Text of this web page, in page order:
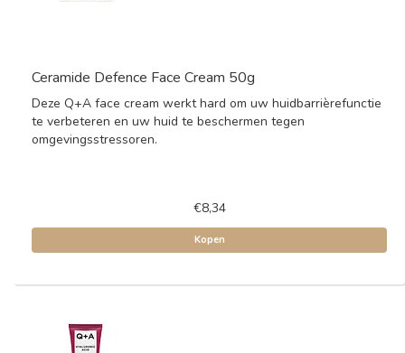
Ceramide Defence Face Cream 50g
Deze Q+A face cream werkt hard om uw huidbarrièrefunctie
te verbeteren en uw huid te beschermen tegen
omgevingsstressoren.
€8,34
Kopen